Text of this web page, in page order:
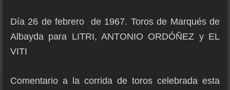
Día 26 de febrero de 1967. Toros de Marqués de
Albayda para LITRI, ANTONIO ORDÓÑEZ y EL
VITI
Comentario a la corrida de toros celebrada esta